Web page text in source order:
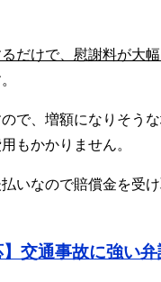
だけで、慰謝料が大
で、増額になりそう
もかかりません。
いなので賠償金を受
】交通事故に強い